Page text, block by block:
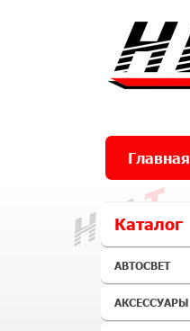
Главная
Каталог
АВТОСВЕТ
АКСЕССУАРЫ